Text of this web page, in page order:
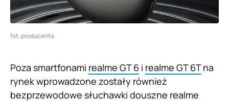
fot. producenta
Poza smartfonami realme GT 6 i realme GT 6Tna
rynek wprowadzone zostały również
bezprzewodowe słuchawki douszne realme